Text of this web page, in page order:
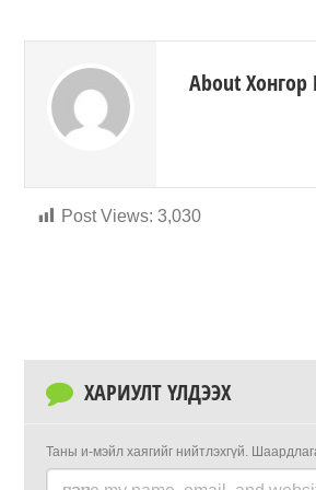
Post Views: 3,030
About Хонгор
ХАРИУЛТ ҮЛДЭЭХ
Таны и-мэйл хаягийг нийтлэхгүй.